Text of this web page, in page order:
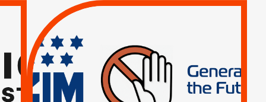
RESPECT DU DROIT
INTERNATIONAL ?
TRUMP, MACRON :
MÊME COMBAT